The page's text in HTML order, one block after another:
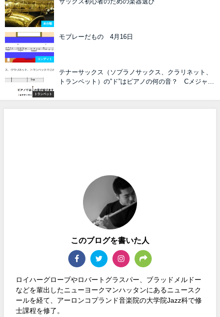
未分類
コンディミ
モブレーだもの 4月16日
トランペット
テナーサックス（ソプラノサックス、クラリネット、
トランペット）の”ド”はピアノの何の音？ Cメジャー
このブログを書いた人
ロイハーグローブやロバートグラスパー、ブラッドメルドー
などを輩出したニューヨークマンハッタンにあるニュースク
ールを経て、アーロンコプランド音楽院の大学院Jazz科で修
士課程を修了。